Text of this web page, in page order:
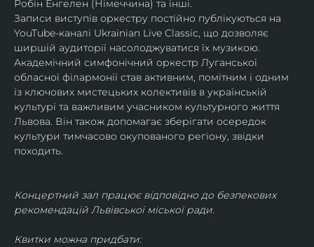
Робін Енгелен (Німеччина) та інші.
Записи виступів оркестру постійно публікуються на
YouTube-каналі Ukrainian Live Classic, що дозволяє
ширшій аудиторії насолоджуватися їх музикою​.
Академічний симфонічний оркестр Луганської
обласної філармонії став активним, помітним і одним
із ключових мистецьких колективів в українській
культурі та важливим учасником культурного життя
Львова. Він також допомагає зберігати осередок
культури тимчасово окупованого регіону, звідки
походить.
Концертний зал працює відповідно до безпекових
рекомендацій Львівської міської ради.
Квитки можна придбати: